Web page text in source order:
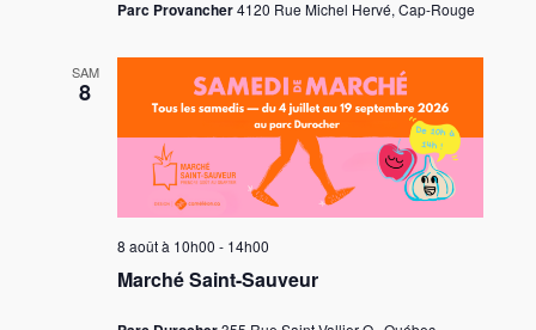
Parc Provancher4120 Rue Michel Hervé, Cap-Rouge
SAM
8
Marché Saint-Sauveur
8 août à 10h00 - 14h00